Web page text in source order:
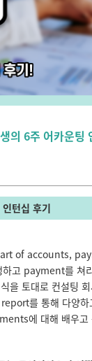
의 6주 어카운팅
턴십 후기
of accounts,
고 payment를
을 토대로 컨설팅
를 통해 다양하
에 대해 배우고